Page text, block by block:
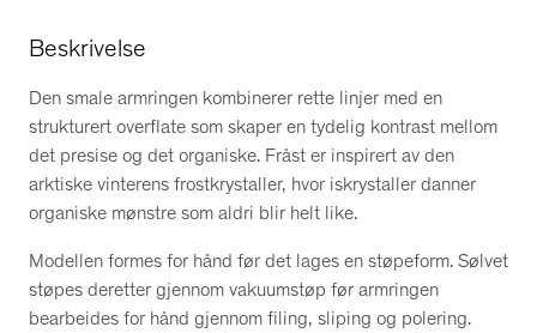
a
t
a
l
l
Beskrivelse
Den smale armringen kombinerer rette linjer med en
strukturert overflate som skaper en tydelig kontrast mellom
det presise og det organiske. Fråst er inspirert av den
arktiske vinterens frostkrystaller, hvor iskrystaller danner
organiske mønstre som aldri blir helt like.
Modellen formes for hånd før det lages en støpeform. Sølvet
støpes deretter gjennom vakuumstøp før armringen
bearbeides for hånd gjennom filing, sliping og polering.